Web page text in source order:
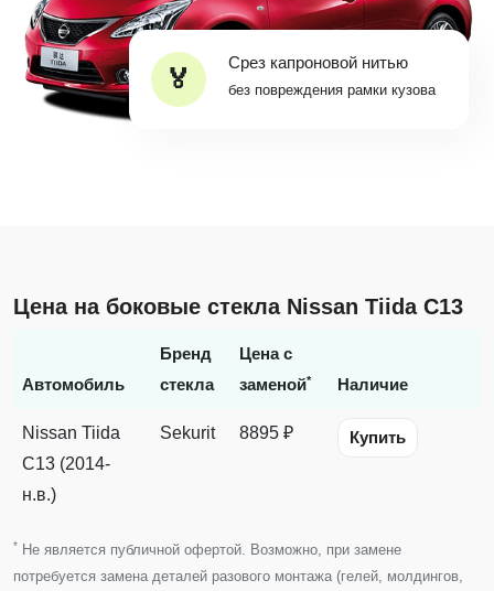
Срез капроновой нитью
без повреждения рамки кузова
Цена на боковые стекла Nissan Tiida C13
Автомобиль
Бренд
стекла
Цена с
заменой* Наличие
Nissan Tiida
C13 (2014-
н.в.)
Sekurit 8895 ₽ Купить
* Не является публичной офертой. Возможно, при замене
потребуется замена деталей разового монтажа (гелей, молдингов,